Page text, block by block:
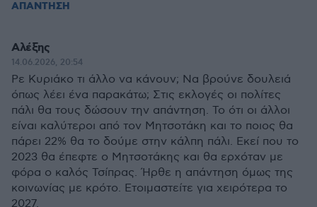
ΑΠΑΝΤΗΣΗ
Αλέξης
14.06.2026, 20:54
Ρε Κυριάκο τι άλλο να κάνουν; Να βρούνε δουλειά
όπως λέει ένα παρακάτω; Στις εκλογές οι πολίτες
πάλι θα τους δώσουν την απάντηση. Το ότι οι άλλοι
είναι καλύτεροι από τον Μητσοτάκη και το ποιος θα
πάρει 22% θα το δούμε στην κάλπη πάλι. Εκεί που το
2023 θα έπεφτε ο Μητσοτάκης και θα ερχόταν με
φόρα ο καλός Τσίπρας. Ήρθε η απάντηση όμως της
κοινωνίας με κρότο. Ετοιμαστείτε για χειρότερα το
2027.